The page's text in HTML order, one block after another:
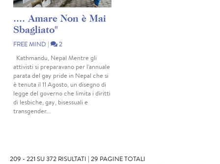
.... Amare Non è Mai
Sbagliato"
FREE MIND |
2
Kathmandu, Nepal Mentre gli
attivisti si preparavano per l'annuale
parata del gay pride in Nepal che si
è tenuta il 11 Agosto, un disegno di
legge del governo che limita i diritti
di lesbiche, gay, bisessuali e
transgender...
209 - 221 SU 372 RISULTATI | 29 PAGINE TOTALI